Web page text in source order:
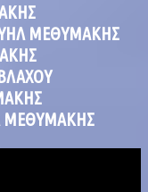
ΜΕΘΥΜΑΚΗΣ
ΜΕΘΥΜΑΚΗΣ